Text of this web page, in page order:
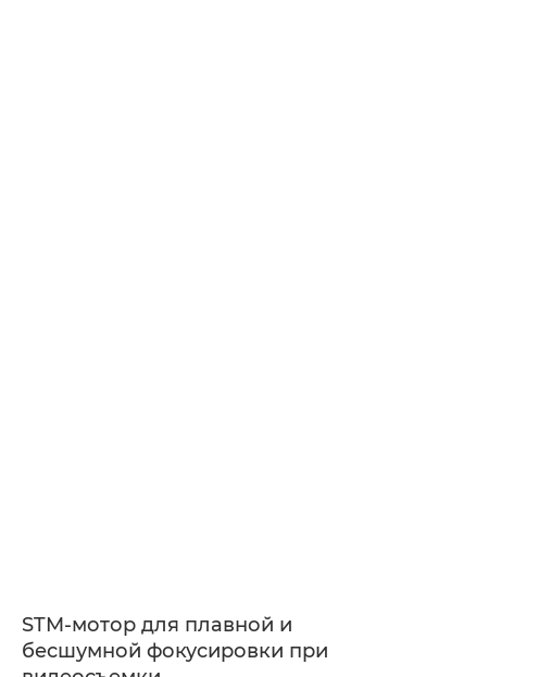
STM-мотор для плавной и
бесшумной фокусировки при